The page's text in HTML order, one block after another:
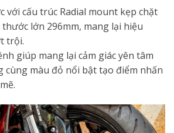
với cấu trúc Radial mount kẹp chặt
lớn 296mm, mang lại hiệu
trội.
giúp mang lại cảm giác yên tâm
cùng màu đỏ nổi bật tạo điểm nhấn